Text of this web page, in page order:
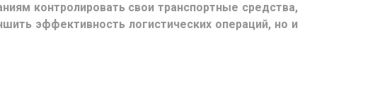
контролировать свои транспортные средства,
эффективность логистических операций, но и